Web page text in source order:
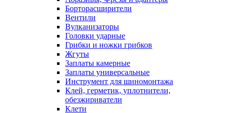
Борторасширители
Вентили
Вулканизаторы
Головки ударные
Грибки и ножки грибков
Жгуты
Заплаты камерные
Заплаты универсальные
Инструмент для шиномонтажа
Клей, герметик, уплотнители,
обезжириватели
Клети